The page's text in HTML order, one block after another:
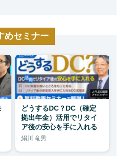
めセミナー
どうするDC？DC（確定
拠出年金）活用でリタイ
ア後の安心を手に入れる
絹川 竜男